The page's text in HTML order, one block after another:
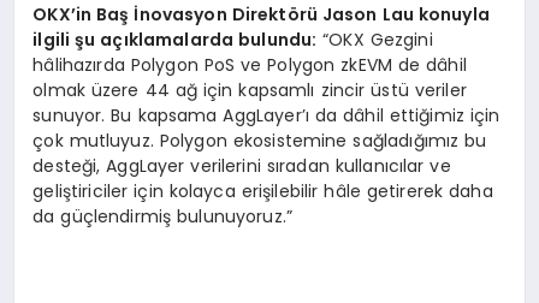
OKX’in Baş İnovasyon Direktörü Jason Lau konuyla
ilgili şu açıklamalarda bulundu: “OKX Gezgini
hâlihazırda Polygon PoS ve Polygon zkEVM de dâhil
olmak üzere 44 ağ için kapsamlı zincir üstü veriler
sunuyor. Bu kapsama AggLayer’ı da dâhil ettiğimiz için
çok mutluyuz. Polygon ekosistemine sağladığımız bu
desteği, AggLayer verilerini sıradan kullanıcılar ve
geliştiriciler için kolayca erişilebilir hâle getirerek daha
da güçlendirmiş bulunuyoruz.”